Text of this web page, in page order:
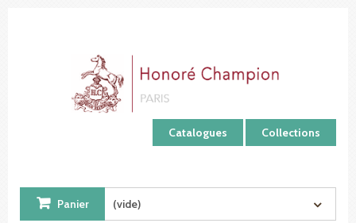
Catalogues Collections
Panier (vide)